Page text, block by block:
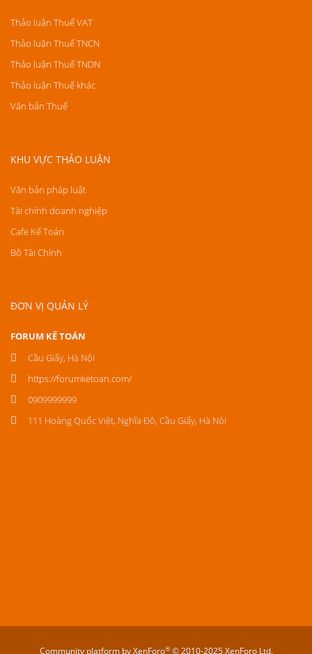
Thảo luận Thuế VAT
Thảo luận Thuế TNCN
Thảo luận Thuế TNDN
Thảo luận Thuế khác
Văn bản Thuế
KHU VỰC THẢO LUẬN
Văn bản pháp luật
Tài chính doanh nghiệp
Cafe Kế Toán
Bộ Tài Chính
ĐƠN VỊ QUẢN LÝ
FORUM KẾ TOÁN
Cầu Giấy, Hà Nội
https://forumketoan.com/
0909999999
111 Hoàng Quốc Việt, Nghĩa Đô, Cầu Giấy, Hà Nội
Community platform by XenForo® © 2010-2025 XenForo Ltd.